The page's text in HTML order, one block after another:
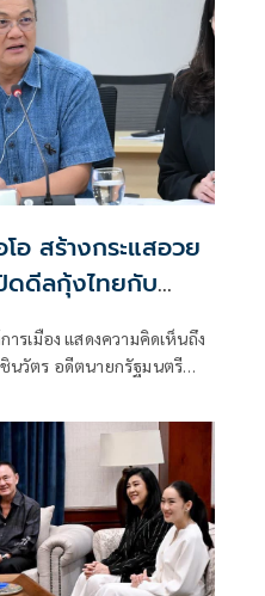
อ สร้างกระแสอวย
ดีลกุ้งไทยกับ
รเมือง แสดงความคิดเห็นถึง
นวัตร อดีตนายกรัฐมนตรี
วดังกล่าวเป็นเพียงการสร้าง
งเท่านั้น